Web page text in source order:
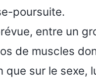
poursuite.
entre un
de muscles
que sur le sexe,